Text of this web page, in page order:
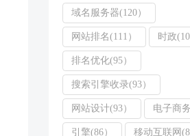
域名服务器(120）
网站排名(111） 时政
排名优化(95）
搜索引擎收录(93）
网站设计(93） 电子商务
引擎(86） 移动互联网